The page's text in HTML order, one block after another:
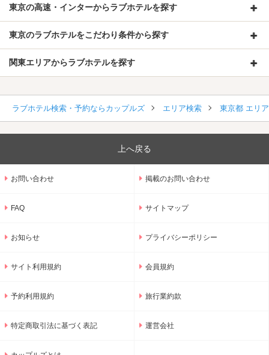
東京の高速・インターからラブホテルを探す
東京のラブホテルをこだわり条件から探す
関東エリアからラブホテルを探す
ラブホテル検索・予約ならカップルズ エリア検索 東京都 エリ
上へ戻る
お問い合わせ 掲載のお問い合わせ
FAQ サイトマップ
お知らせ プライバシーポリシー
サイト利用規約 会員規約
予約利用規約 旅行業約款
特定商取引法に基づく表記 運営会社